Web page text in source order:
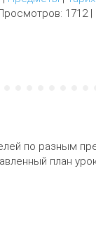
1712
по разным
план